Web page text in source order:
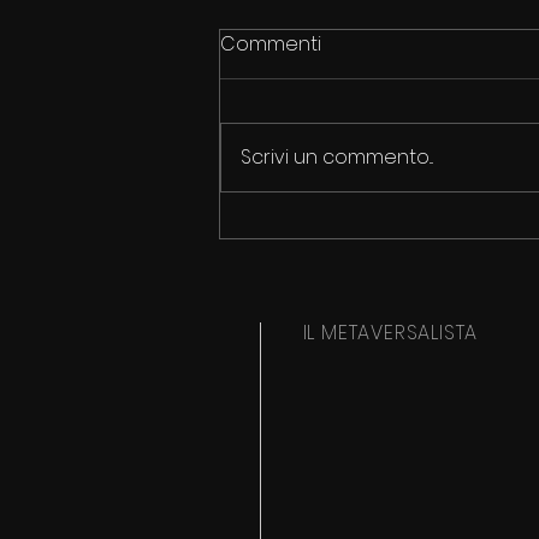
2050: 39 MILIONI DI MORTI DA
Commenti
Scrivi un commento...
IL METAVERSALISTA